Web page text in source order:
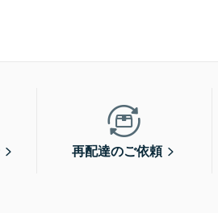
再配達のご依頼